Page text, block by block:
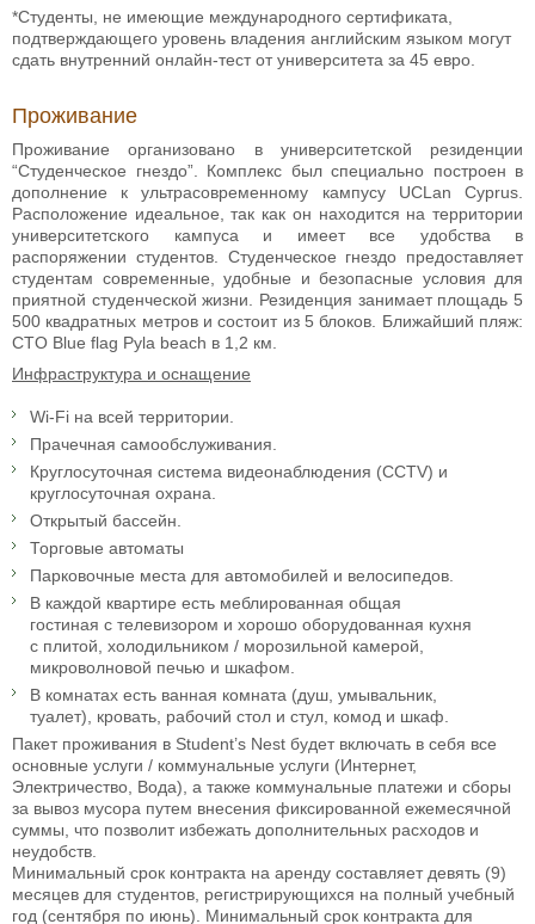
*Студенты, не имеющие международного сертификата,
подтверждающего уровень владения английским языком могут
сдать внутренний онлайн-тест от университета за 45 евро.
Проживание
Проживание организовано в университетской резиденции
“Студенческое гнездо”. Комплекс был специально построен в
дополнение к ультрасовременному кампусу UCLan Cyprus.
Расположение идеальное, так как он находится на территории
университетского кампуса и имеет все удобства в
распоряжении студентов. Студенческое гнездо предоставляет
студентам современные, удобные и безопасные условия для
приятной студенческой жизни. Резиденция занимает площадь 5
500 квадратных метров и состоит из 5 блоков. Ближайший пляж:
CTO Blue flag Pyla beach в 1,2 км.
Инфраструктура и оснащение
Wi-Fi на всей территории.
Прачечная самообслуживания.
Круглосуточная система видеонаблюдения (CCTV) и
круглосуточная охрана.
Открытый бассейн.
Торговые автоматы
Парковочные места для автомобилей и велосипедов.
В каждой квартире есть меблированная общая
гостиная с телевизором и хорошо оборудованная кухня
с плитой, холодильником / морозильной камерой,
микроволновой печью и шкафом.
В комнатах есть ванная комната (душ, умывальник,
туалет), кровать, рабочий стол и стул, комод и шкаф.
Пакет проживания в Student’s Nest будет включать в себя все
основные услуги / коммунальные услуги (Интернет,
Электричество, Вода), а также коммунальные платежи и сборы
за вывоз мусора путем внесения фиксированной ежемесячной
суммы, что позволит избежать дополнительных расходов и
неудобств.
Минимальный срок контракта на аренду составляет девять (9)
месяцев для студентов, регистрирующихся на полный учебный
год (сентября по июнь). Минимальный срок контракта для